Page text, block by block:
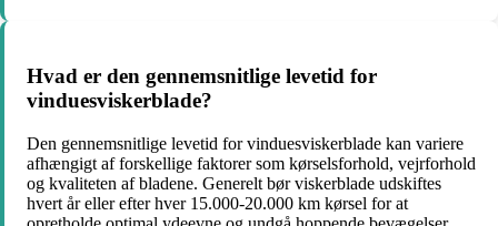
Hvad er den gennemsnitlige levetid for
vinduesviskerblade?
Den gennemsnitlige levetid for vinduesviskerblade kan variere
afhængigt af forskellige faktorer som kørselsforhold, vejrforhold
og kvaliteten af ​​bladene. Generelt bør viskerblade udskiftes
hvert år eller efter hver 15.000-20.000 km kørsel for at